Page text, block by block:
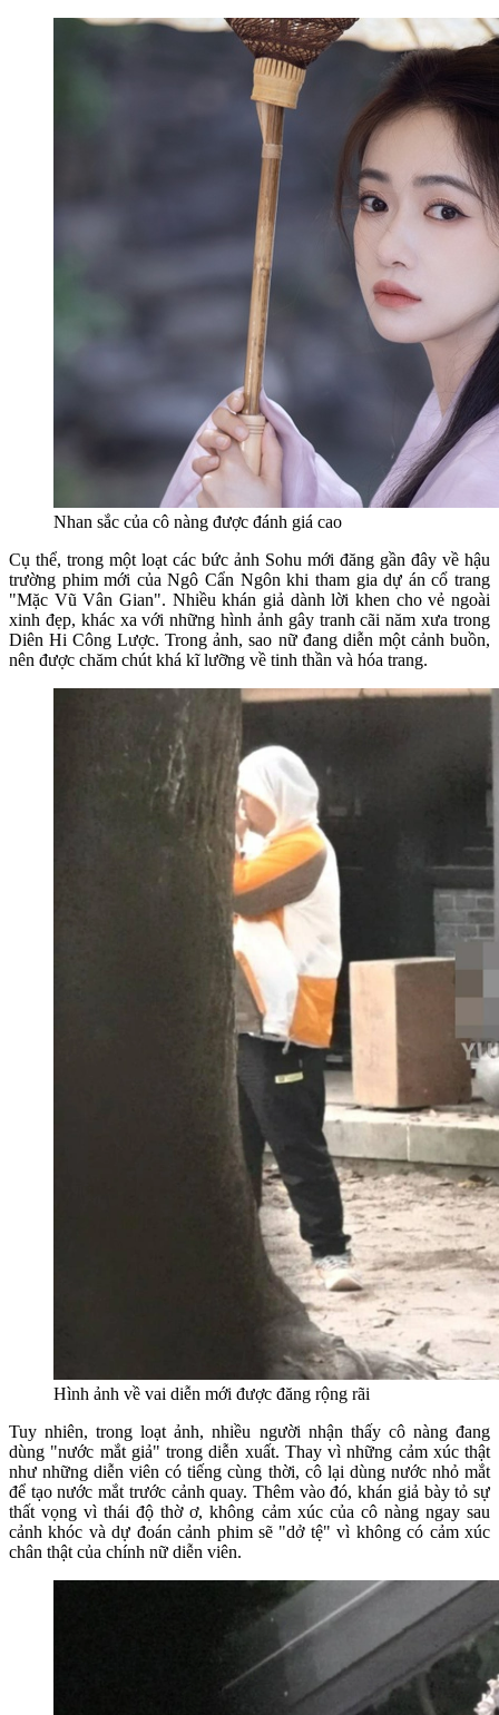
Nhan sắc của cô nàng được đánh giá cao
Cụ thể, trong một loạt các bức ảnh Sohu mới đăng gần đây về hậu
trường phim mới của Ngô Cẩn Ngôn khi tham gia dự án cổ trang
"Mặc Vũ Vân Gian". Nhiều khán giả dành lời khen cho vẻ ngoài
xinh đẹp, khác xa với những hình ảnh gây tranh cãi năm xưa trong
Diên Hi Công Lược. Trong ảnh, sao nữ đang diễn một cảnh buồn,
nên được chăm chút khá kĩ lưỡng về tinh thần và hóa trang.
Hình ảnh về vai diễn mới được đăng rộng rãi
Tuy nhiên, trong loạt ảnh, nhiều người nhận thấy cô nàng đang
dùng "nước mắt giả" trong diễn xuất. Thay vì những cảm xúc thật
như những diễn viên có tiếng cùng thời, cô lại dùng nước nhỏ mắt
để tạo nước mắt trước cảnh quay. Thêm vào đó, khán giả bày tỏ sự
thất vọng vì thái độ thờ ơ, không cảm xúc của cô nàng ngay sau
cảnh khóc và dự đoán cảnh phim sẽ "dở tệ" vì không có cảm xúc
chân thật của chính nữ diễn viên.